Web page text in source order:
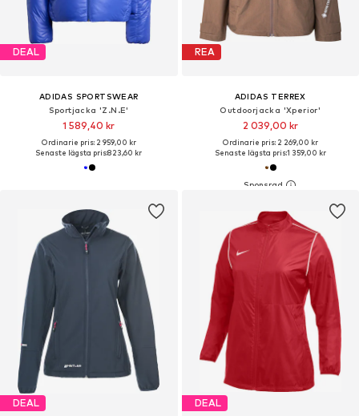
DEAL
ADIDAS SPORTSWEAR
Sportjacka 'Z.N.E'
1 589,40 kr
Ordinarie pris: 2 959,00 kr
Senaste lägsta pris:823,60 kr
REA
ADIDAS TERREX
Outdoorjacka 'Xperior'
2 039,00 kr
Ordinarie pris: 2 269,00 kr
Senaste lägsta pris:1 359,00 kr
DEAL DEAL